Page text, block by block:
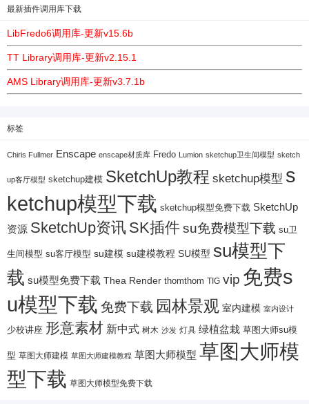
最新插件调用库下载
LibFredo6调用库-更新v15.6b
TT Library调用库-更新v2.15.1
AMS Library调用库-更新v3.7.1b
标签
Chiris Fullmer Enscape enscape材质库 Fredo Lumion sketchup卫生间模型 sketch
up客厅模型 sketchup建模 SketchUp教程 sketchup模型 s
ketchup模型下载 sketchup模型免费下载 SketchUp
资源 SketchUp资讯 SK插件su免费模型下载 su卫
生间模型 su客厅模型 su建模 su建模教程 SU模型 su模型下
载 su模型免费下载 Thea Render thomthom TIG vip 免费s
u模型下载 免费下载 园林景观 室内建模 室内设计
少校讲座 形意素材 新中式 树木 沙发 灯具 绿植盆栽 草图大师su模
型 草图大师建模 草图大师建模教程 草图大师模型 草图大师模
型下载 草图大师模型免费下载